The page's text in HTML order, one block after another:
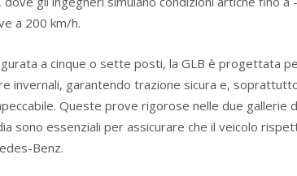
a 200 km/h.
a cinque o sette posti, la GLB è progettata
invernali, garantendo trazione sicura e,
Queste prove rigorose nelle due gallerie
sono essenziali per assicurare che il veicolo
Benz.